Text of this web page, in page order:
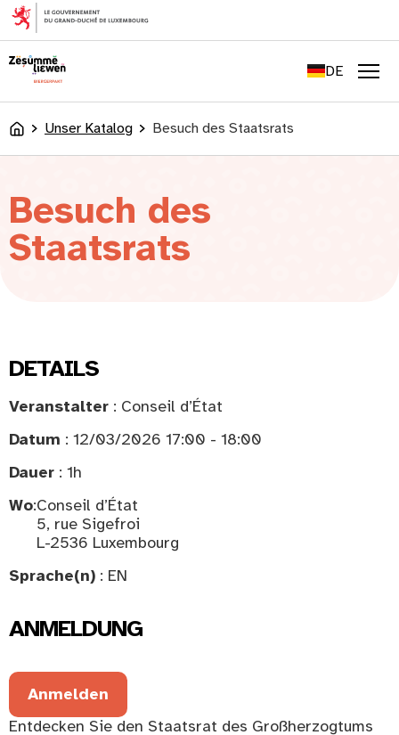
springen
DE
LU
AccueilUnser Katalog Besuch des Staatsrats
Besuch des
Staatsrats
DETAILS
Veranstalter : Conseil d’État
Datum : 12/03/2026 17:00 - 18:00
Dauer : 1h
Wo:Conseil d’État
5, rue Sigefroi
L-2536 Luxembourg
Sprache(n) : EN
ANMELDUNG
Anmelden
Entdecken Sie den Staatsrat des Großherzogtums